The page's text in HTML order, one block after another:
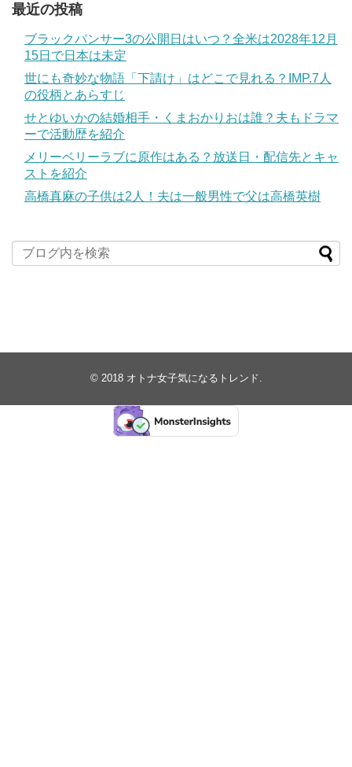
最近の投稿
ブラックパンサー3の公開日はいつ？全米は2028年12月
15日で日本は未定
世にも奇妙な物語「下請け」はどこで見れる？IMP.7人
の役柄とあらすじ
せとゆいかの結婚相手・くまおかりおは誰？夫もドラマ
ーで活動歴を紹介
メリーベリーラブに原作はある？放送日・配信先とキャ
ストを紹介
高橋真麻の子供は2人！夫は一般男性で父は高橋英樹
© 2018 オトナ女子気になるトレンド